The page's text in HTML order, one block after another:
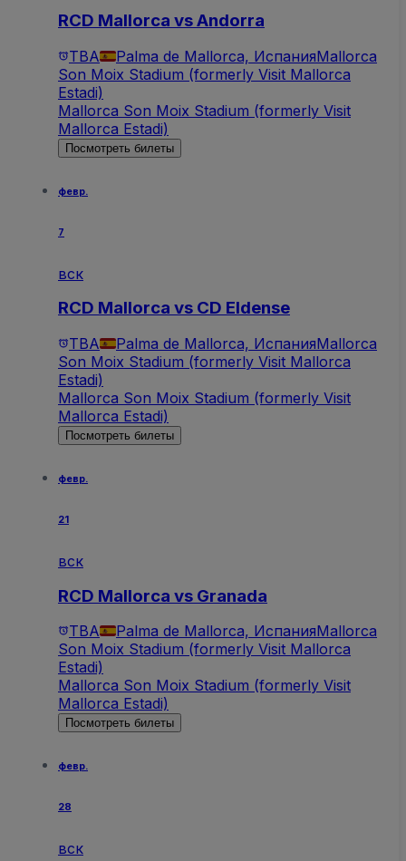
RCD Mallorca vs Andorra
TBA Palma de Mallorca, ИспанияMallorca
Son Moix Stadium (formerly Visit Mallorca
Estadi)
Mallorca Son Moix Stadium (formerly Visit
Mallorca Estadi)
Посмотреть билеты
февр.
7
вск
RCD Mallorca vs CD Eldense
TBA Palma de Mallorca, ИспанияMallorca
Son Moix Stadium (formerly Visit Mallorca
Estadi)
Mallorca Son Moix Stadium (formerly Visit
Mallorca Estadi)
Посмотреть билеты
февр.
21
вск
RCD Mallorca vs Granada
TBA Palma de Mallorca, ИспанияMallorca
Son Moix Stadium (formerly Visit Mallorca
Estadi)
Mallorca Son Moix Stadium (formerly Visit
Mallorca Estadi)
Посмотреть билеты
февр.
28
вск